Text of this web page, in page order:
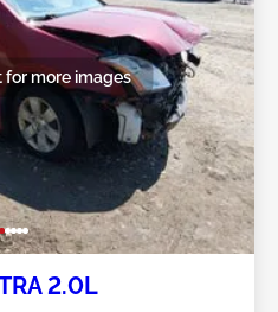
more images
2.0L